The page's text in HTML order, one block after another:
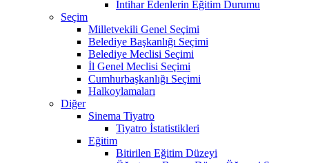
İntihar Edenlerin Eğitim Durumu
Seçim
Milletvekili Genel Seçimi
Belediye Başkanlığı Seçimi
Belediye Meclisi Seçimi
İl Genel Meclisi Seçimi
Cumhurbaşkanlığı Seçimi
Halkoylamaları
Diğer
Sinema Tiyatro
Tiyatro İstatistikleri
Eğitim
Bitirilen Eğitim Düzeyi